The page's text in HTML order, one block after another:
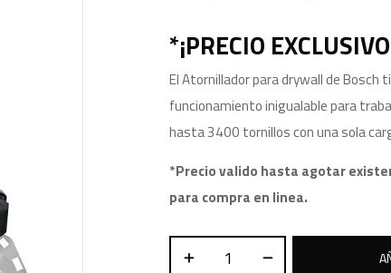
*¡PRECIO
El Atornillador para drywall de Bosch
funcionamiento inigualable para
hasta 3400 tornillos con una sola
*Precio valido hasta agotar
para compra en linea.